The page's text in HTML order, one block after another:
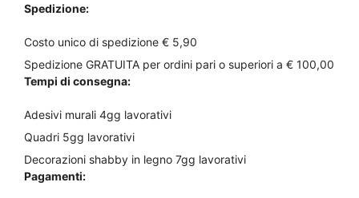
Spedizione:
Costo unico di spedizione € 5,90
Spedizione GRATUITA per ordini pari o superiori a € 100,00
Tempi di consegna:
Adesivi murali 4gg lavorativi
Quadri 5gg lavorativi
Decorazioni shabby in legno 7gg lavorativi
Pagamenti: